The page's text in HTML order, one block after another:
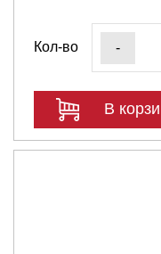
Кол-во -
В